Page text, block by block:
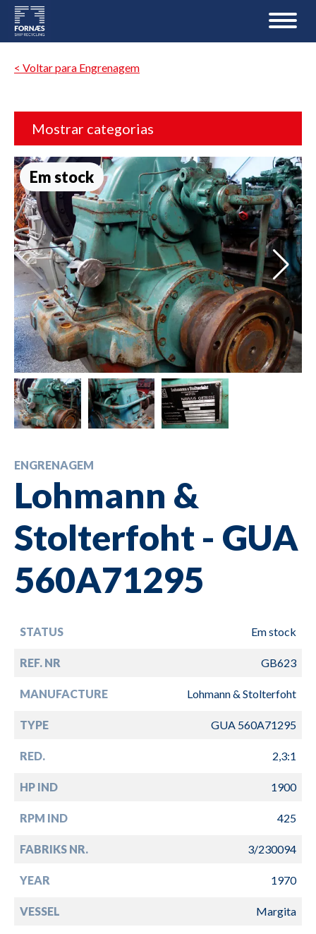
< Voltar para Engrenagem
Mostrar categorias
Em stock
ENGRENAGEM
Lohmann &
Stolterfoht - GUA
560A71295
STATUS Em stock
REF. NR GB623
MANUFACTURE Lohmann & Stolterfoht
TYPE GUA 560A71295
RED. 2,3:1
HP IND 1900
RPM IND 425
FABRIKS NR. 3/230094
YEAR 1970
VESSEL Margita